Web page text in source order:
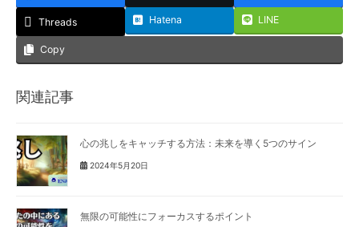
Threads Hatena LINE
Copy
関連記事
心の兆しをキャッチする方法：未来を導く5つのサイン
2024年5月20日
無限の可能性にフォーカスするポイント